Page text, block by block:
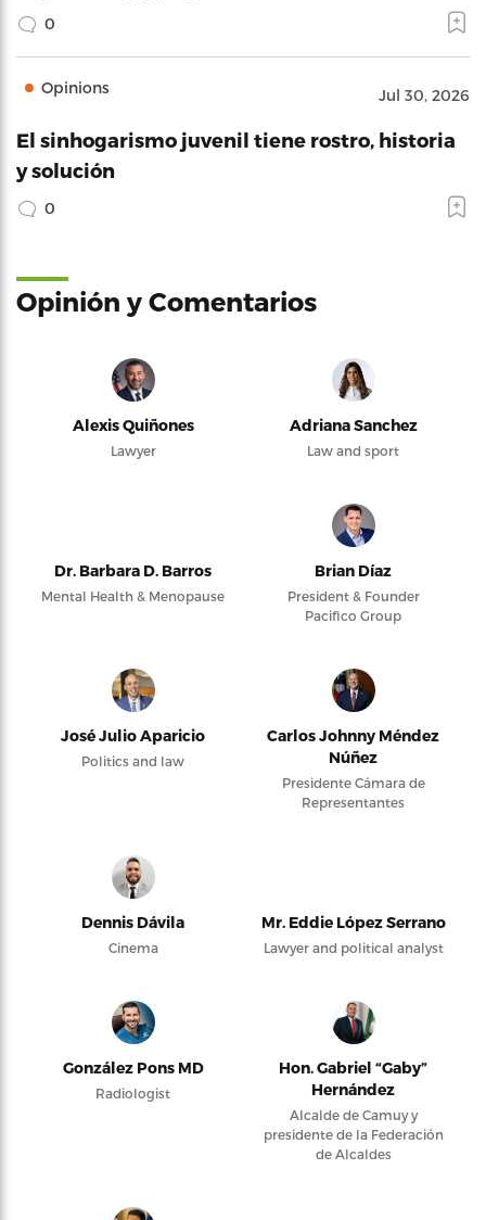
0
Opinions Jul 30, 2026
El sinhogarismo juvenil tiene rostro, historia
y solución
0
Opinión y Comentarios
Alexis Quiñones
Lawyer
Adriana Sanchez
Law and sport
Dr. Barbara D. Barros
Mental Health & Menopause
Brian Díaz
President & Founder
Pacifico Group
José Julio Aparicio
Politics and law
Carlos Johnny Méndez
Núñez
Presidente Cámara de
Representantes
Dennis Dávila
Cinema
Mr. Eddie López Serrano
Lawyer and political analyst
González Pons MD
Radiologist
Hon. Gabriel “Gaby”
Hernández
Alcalde de Camuy y
presidente de la Federación
de Alcaldes